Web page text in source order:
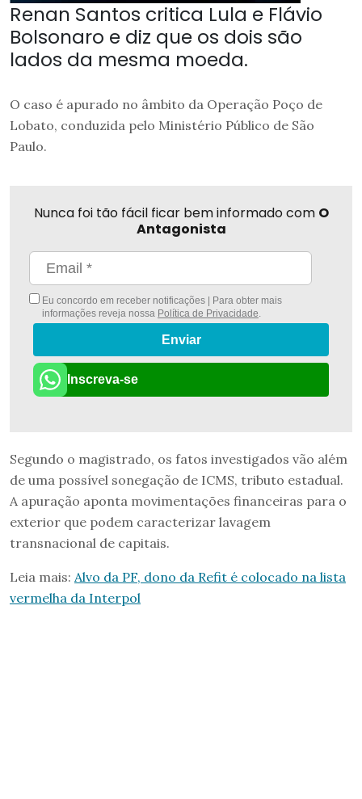
Renan Santos critica Lula e Flávio
Bolsonaro e diz que os dois são
lados da mesma moeda.
O caso é apurado no âmbito da Operação Poço de
Lobato, conduzida pelo Ministério Público de São
Paulo.
Nunca foi tão fácil ficar bem informado com O
Antagonista
Eu concordo em receber notificações | Para obter mais
informações reveja nossa Política de Privacidade.
Enviar
Inscreva-se
Segundo o magistrado, os fatos investigados vão além
de uma possível sonegação de ICMS, tributo estadual.
A apuração aponta movimentações financeiras para o
exterior que podem caracterizar lavagem
transnacional de capitais.
Leia mais: Alvo da PF, dono da Refit é colocado na lista
vermelha da Interpol